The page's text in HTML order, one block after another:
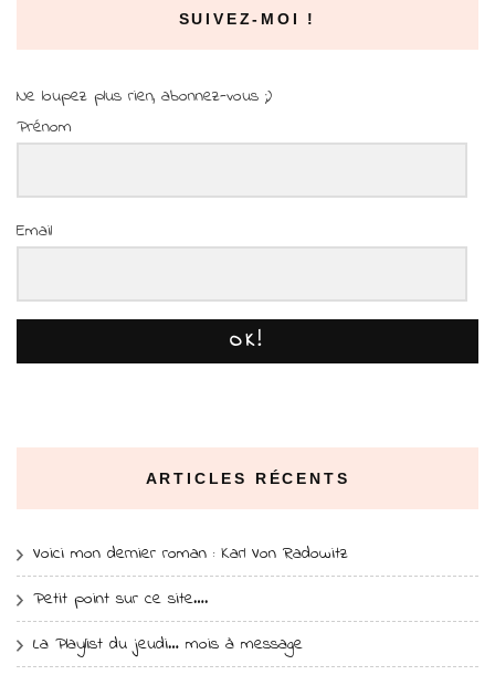
SUIVEZ-MOI !
Ne loupez plus rien, abonnez-vous ;)
Prénom
Email
OK!
ARTICLES RÉCENTS
Voici mon dernier roman : Karl Von Radowitz
Petit point sur ce site….
La Playlist du jeudi… mois à message